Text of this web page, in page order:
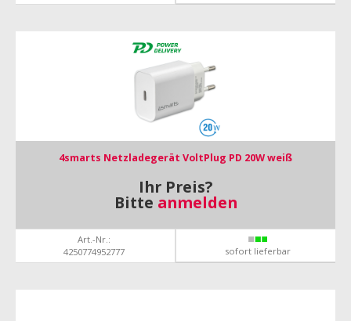
4smarts Netzladegerät VoltPlug PD 20W weiß
Ihr Preis?
Bitte anmelden
Art.-Nr.:
4250774952777
sofort lieferbar